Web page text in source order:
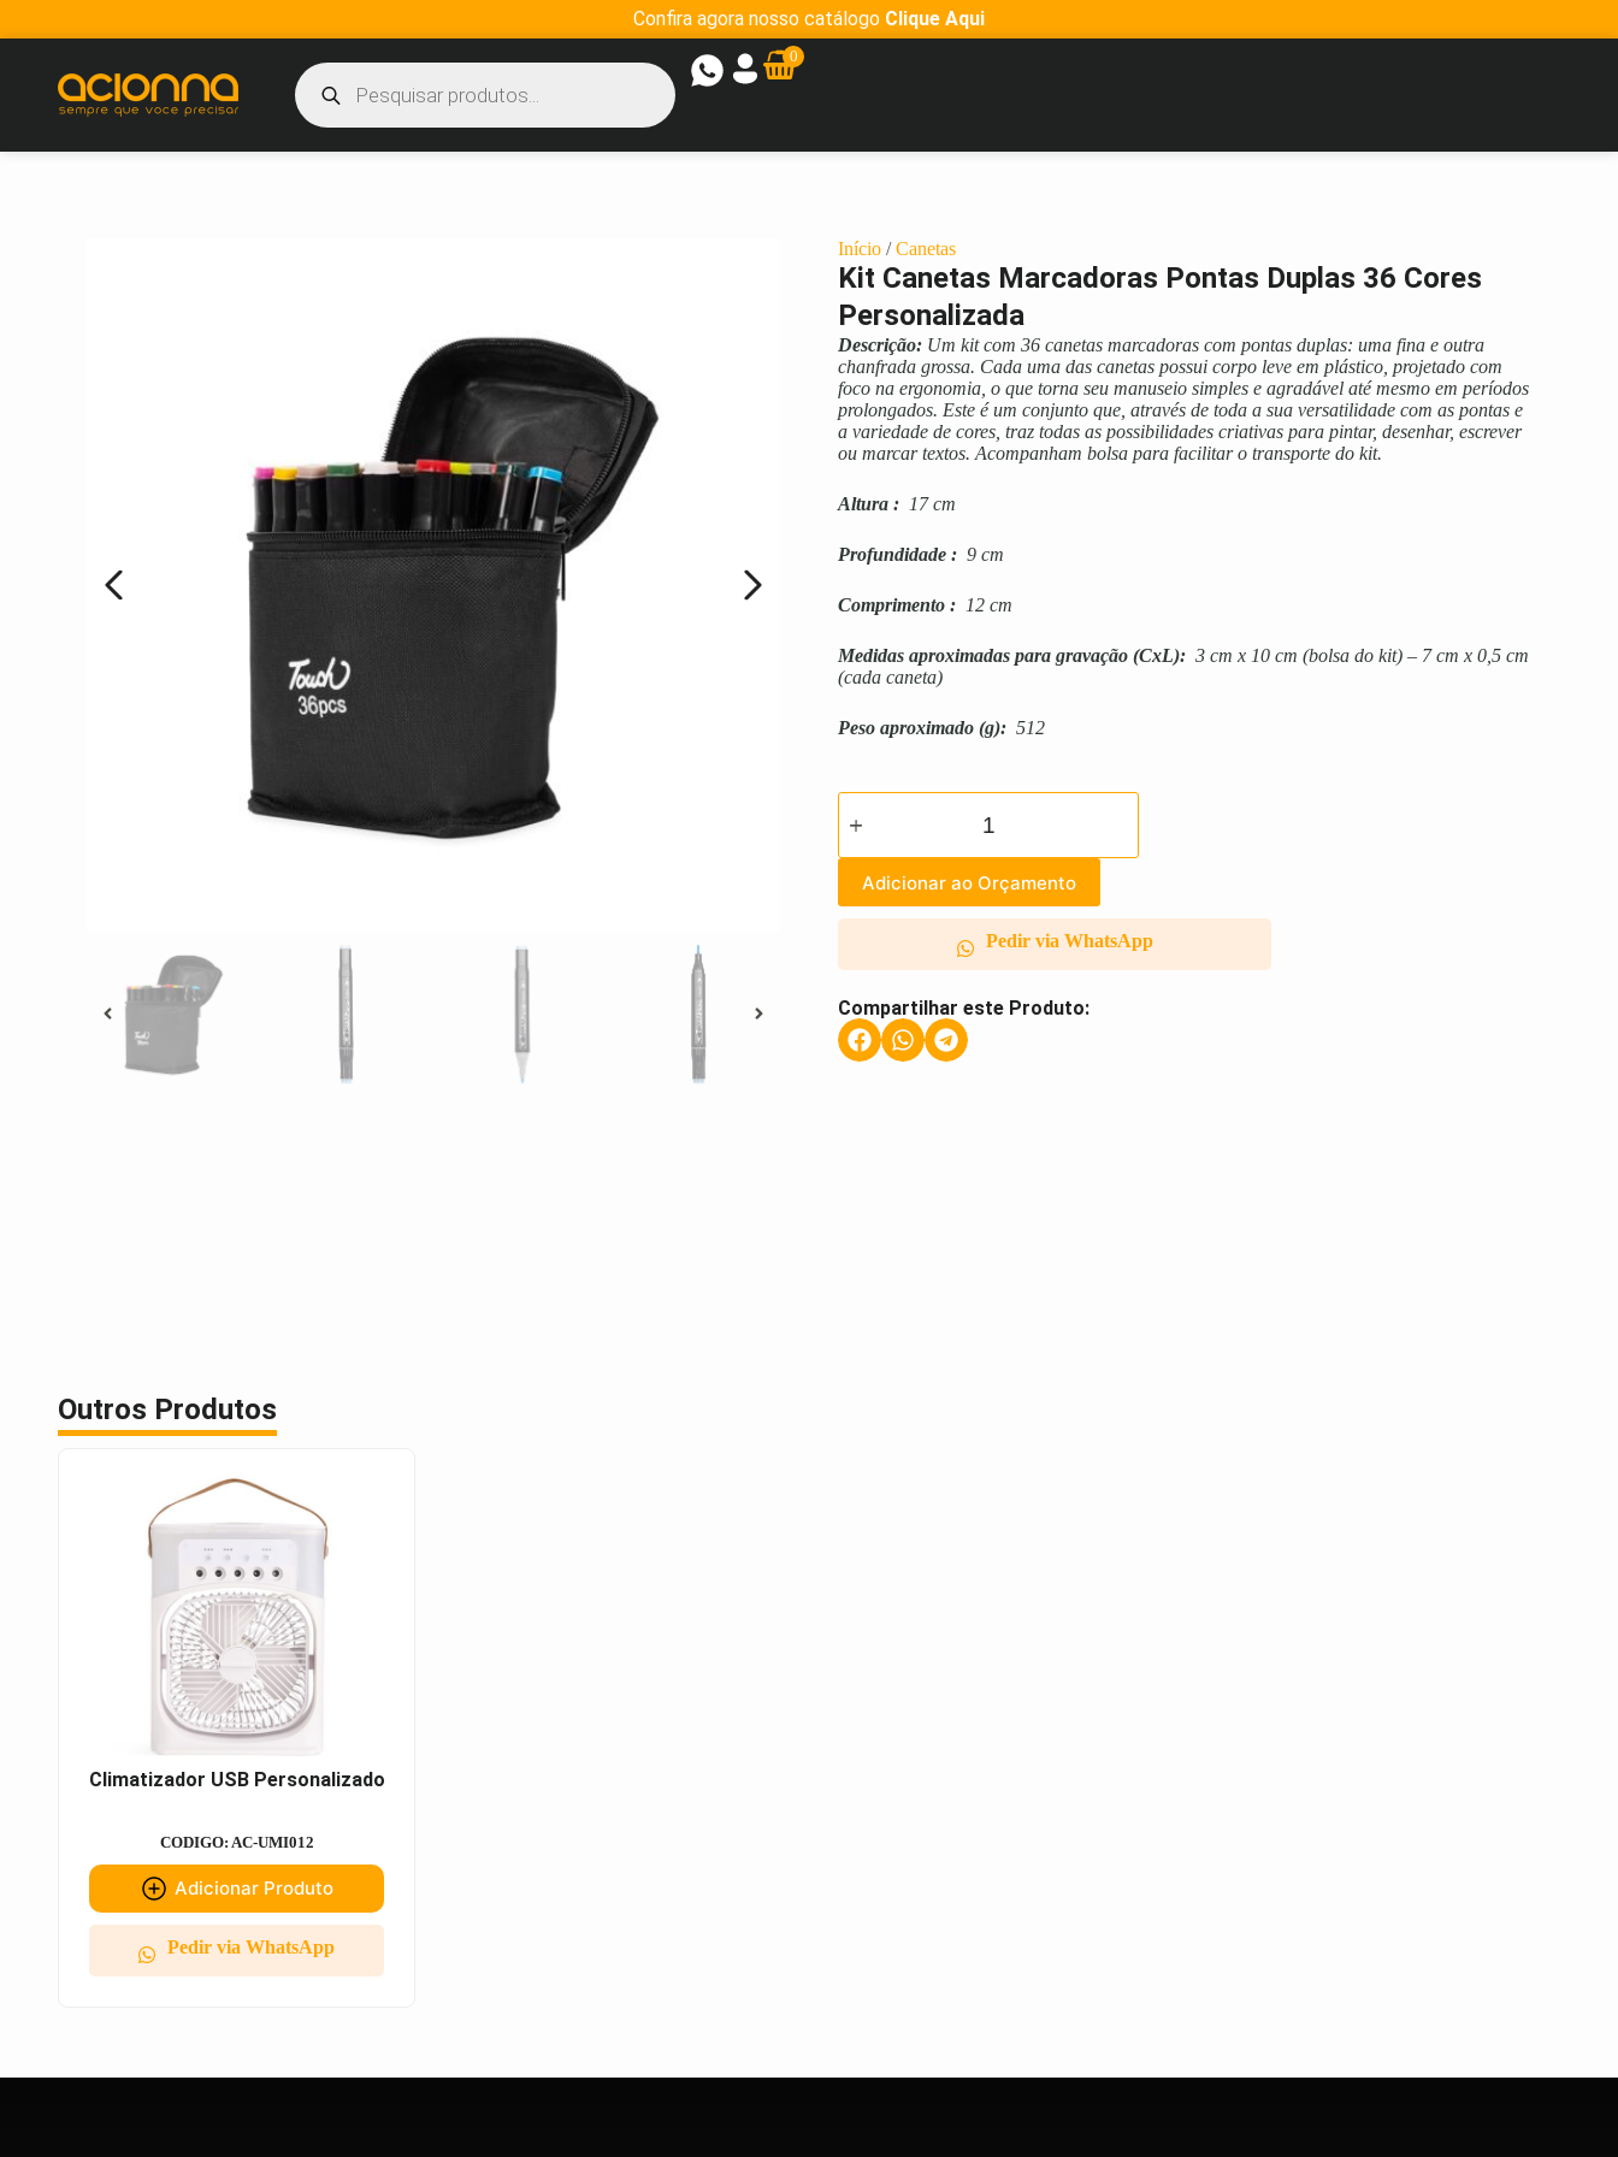
Confira agora nosso catálogo Clique Aqui
0
Início /Canetas
Kit Canetas Marcadoras Pontas Duplas 36 Cores
Personalizada
Descrição: Um kit com 36 canetas marcadoras com pontas duplas: uma fina e outra
chanfrada grossa. Cada uma das canetas possui corpo leve em plástico, projetado com
foco na ergonomia, o que torna seu manuseio simples e agradável até mesmo em períodos
prolongados. Este é um conjunto que, através de toda a sua versatilidade com as pontas e
a variedade de cores, traz todas as possibilidades criativas para pintar, desenhar, escrever
ou marcar textos. Acompanham bolsa para facilitar o transporte do kit.
Altura : 17 cm
Profundidade : 9 cm
Comprimento : 12 cm
Medidas aproximadas para gravação (CxL): 3 cm x 10 cm (bolsa do kit) – 7 cm x 0,5 cm
(cada caneta)
Peso aproximado (g): 512
Adicionar ao Orçamento
Pedir via WhatsApp
Compartilhar este Produto:
Outros Produtos
Climatizador USB Personalizado
CODIGO: AC-UMI012
Adicionar Produto
Pedir via WhatsApp